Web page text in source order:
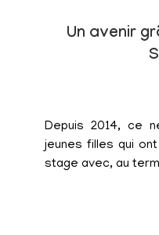
Un avenir
Depuis 2014, ce
jeunes filles qui
stage avec, au